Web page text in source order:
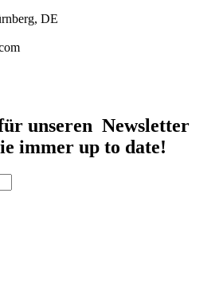
DE
unseren Newsletter
immer up to date!